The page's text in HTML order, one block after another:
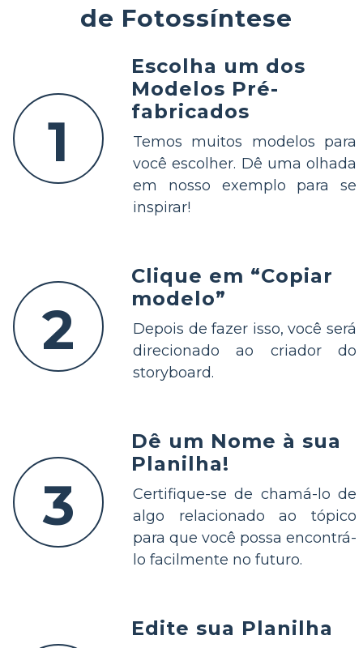
de Fotossíntese
1
Escolha um dos
Modelos Pré-
fabricados
Temos muitos modelos para
você escolher. Dê uma olhada
em nosso exemplo para se
inspirar!
2
Clique em “Copiar
modelo”
Depois de fazer isso, você será
direcionado ao criador do
storyboard.
3
Dê um Nome à sua
Planilha!
Certifique-se de chamá-lo de
algo relacionado ao tópico
para que você possa encontrá-
lo facilmente no futuro.
Edite sua Planilha